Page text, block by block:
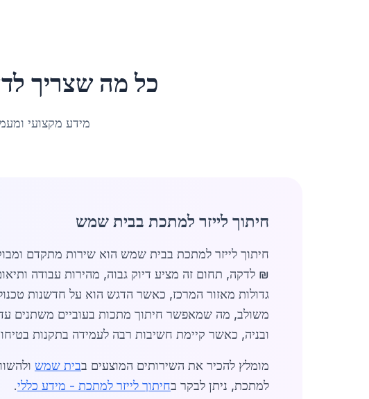
כל מה שצריך
מידע מקצועי
חיתוך לייזר למתכת בבית שמש
₪ לדקה, תחום זה מציע דיוק גבוה, מהירות עבודה
ובניה, כאשר קיימת חשיבות רבה לעמידה בתקנות
מומלץ להכיר את השירותים המוצעים בבית שמש
למתכת, ניתן לבקר בחיתוך לייזר למתכת - מידע כללי.